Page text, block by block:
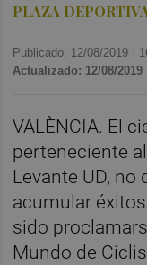
PLAZA
Publicado: 12/08/2019 ·
Actualizado: 12/08/2019
VALÈNCIA. El
perteneciente
Levante UD, no
acumular
sido
Mundo de